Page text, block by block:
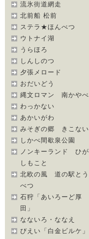
流氷街道網走
北前船 松前
ステラ★ほんべつ
ウトナイ湖
うらほろ
しんしのつ
夕張メロード
おだいどう
縄文ロマン 南かやべ
わっかない
あかいがわ
みそぎの郷 きこない
しかべ間歇泉公園
ノンキーランド ひが
しもこと
北欧の風 道の駅とう
べつ
石狩「あいろーど厚
田」
なないろ・ななえ
びえい「白金ビルケ」